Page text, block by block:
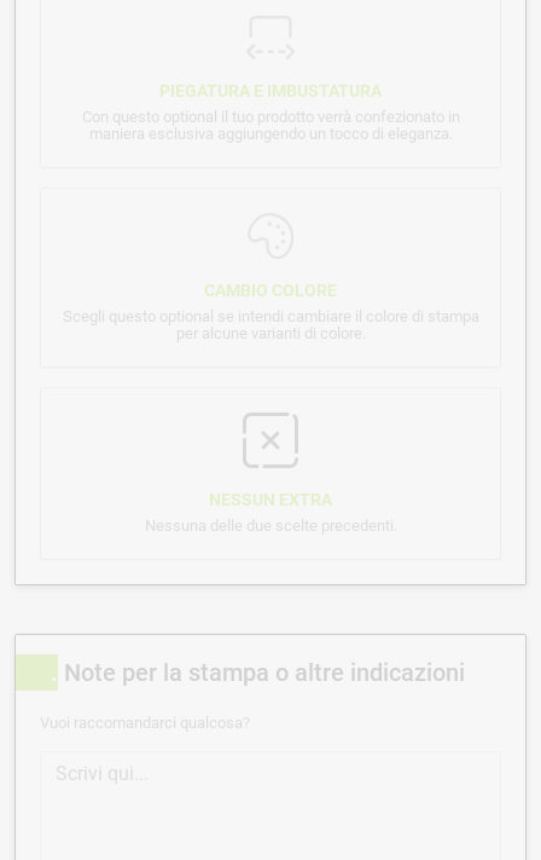
PIEGATURA E IMBUSTATURA
Con questo optional il tuo prodotto verrà confezionato in
maniera esclusiva aggiungendo un tocco di eleganza.
CAMBIO COLORE
Scegli questo optional se intendi cambiare il colore di stampa
per alcune varianti di colore.
NESSUN EXTRA
Nessuna delle due scelte precedenti.
Note per la stampa o altre indicazioni
Vuoi raccomandarci qualcosa?